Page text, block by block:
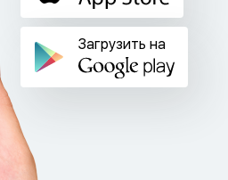
Загрузить на